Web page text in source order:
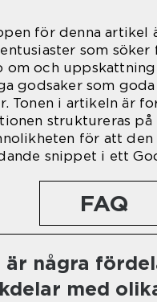
för denna artikel
som
om och
godsaker som
Tonen i artikeln är
struktureras på
för att den
snippet i ett
FAQ
är några
med